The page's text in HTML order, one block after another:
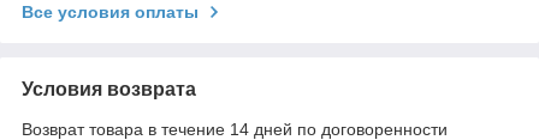
Все условия оплаты
Условия возврата
Возврат товара в течение 14 дней по договоренности